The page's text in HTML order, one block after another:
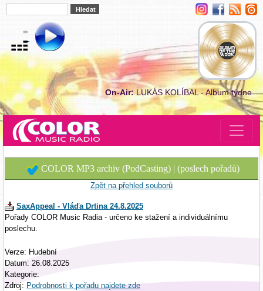
On-Air:LUKÁS KOLÍBAL - Album týdne
COLOR MP3 archiv (PodCasting) | (poslech pořadů)
Zpět na přehled souborů
SaxAppeal - Vláďa Drtina 24.8.2025
Pořady COLOR Music Radia - určeno ke stažení a individuálnímu
poslechu.
Verze: Hudební
Datum: 26.08.2025
Kategorie:
Zdroj: Podrobnosti k pořadu najdete zde